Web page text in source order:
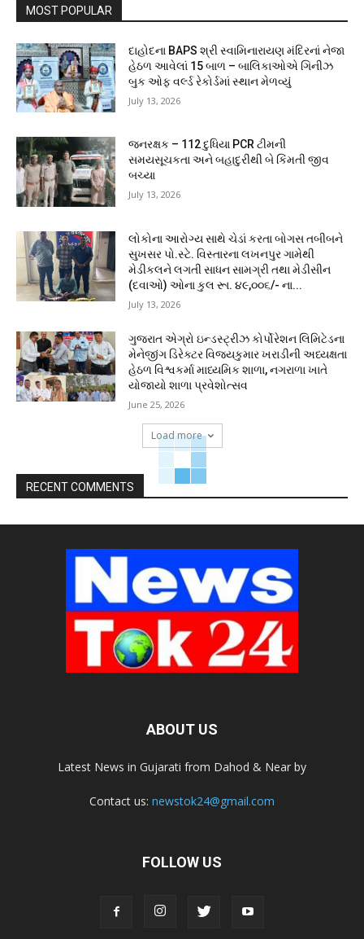
MOST POPULAR
દાહોદના BAPS શ્રી સ્વામિનારાયણ મંદિરનાં નેજા
હેઠળ આવેલાં 15 બાળ – બાલિકાઓએ ગિનીઝ
બુક ઓફ વર્લ્ડ રેકોર્ડમાં સ્થાન મેળવ્યું
July 13, 2026
જનરક્ષક – 112 દુધિયા PCR ટીમની
સમયસૂચકતા અને બહાદુરીથી બે કિંમતી જીવ
બચ્યા
July 13, 2026
લોકોના આરોગ્ય સાથે ચેડાં કરતા બોગસ તબીબને
સુખસર પો.સ્ટે. વિસ્તારના લખનપુર ગામેથી
મેડીકલને લગતી સાધન સામગ્રી તથા મેડીસીન
(દવાઓ) ઓના કુલ રૂા. ૪૯,૦૦૬/- ના...
July 13, 2026
ગુજરાત એગ્રો ઇન્ડસ્ટ્રીઝ કોર્પોરેશન લિમિટેડના
મેનેજીંગ ડિરેક્ટર વિજયકુમાર ખરાડીની અધ્યક્ષતા
હેઠળ વિશ્વકર્મા માધ્યમિક શાળા, નગરાળા ખાતે
યોજાયો શાળા પ્રવેશોત્સવ
June 25, 2026
Load more
RECENT COMMENTS
ABOUT US
Latest News in Gujarati from Dahod & Near by
Contact us: newstok24@gmail.com
FOLLOW US